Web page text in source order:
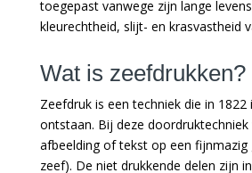
toegepast vanwege zijn lange
kleurechtheid, slijt- en krasvastheid
Wat is zeefdrukken?
Zeefdruk is een techniek die in 1822
ontstaan. Bij deze
afbeelding of tekst op een fijnmazig
zeef). De niet drukkende delen zijn